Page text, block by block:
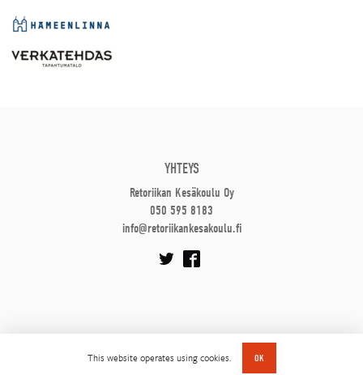
This website operates using cookies. OK
YHTEYS
Retoriikan Kesäkoulu Oy
050 595 8183
info@retoriikankesakoulu.fi